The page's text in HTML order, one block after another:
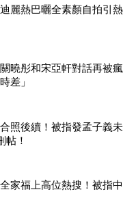
麗熱巴曬全素顏自拍引熱
曉彤和宋亞軒對話再被瘋
差」
照後續！被指發孟子義未
！
家福上高位熱搜！被指中